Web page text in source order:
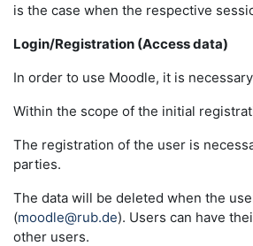
is the case when the respective
Login/Registration (Access data)
In order to use Moodle, it is
Within the scope of the initial
The registration of the user is
parties.
The data will be deleted when the
(moodle@rub.de). Users can have
other users.